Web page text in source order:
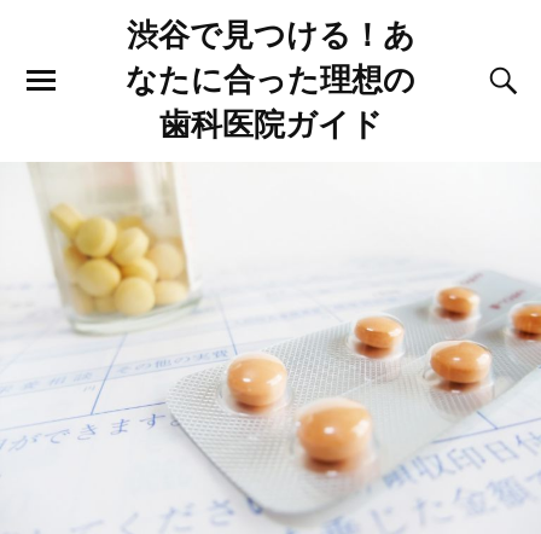
渋谷で見つける！あ
なたに合った理想の
歯科医院ガイド